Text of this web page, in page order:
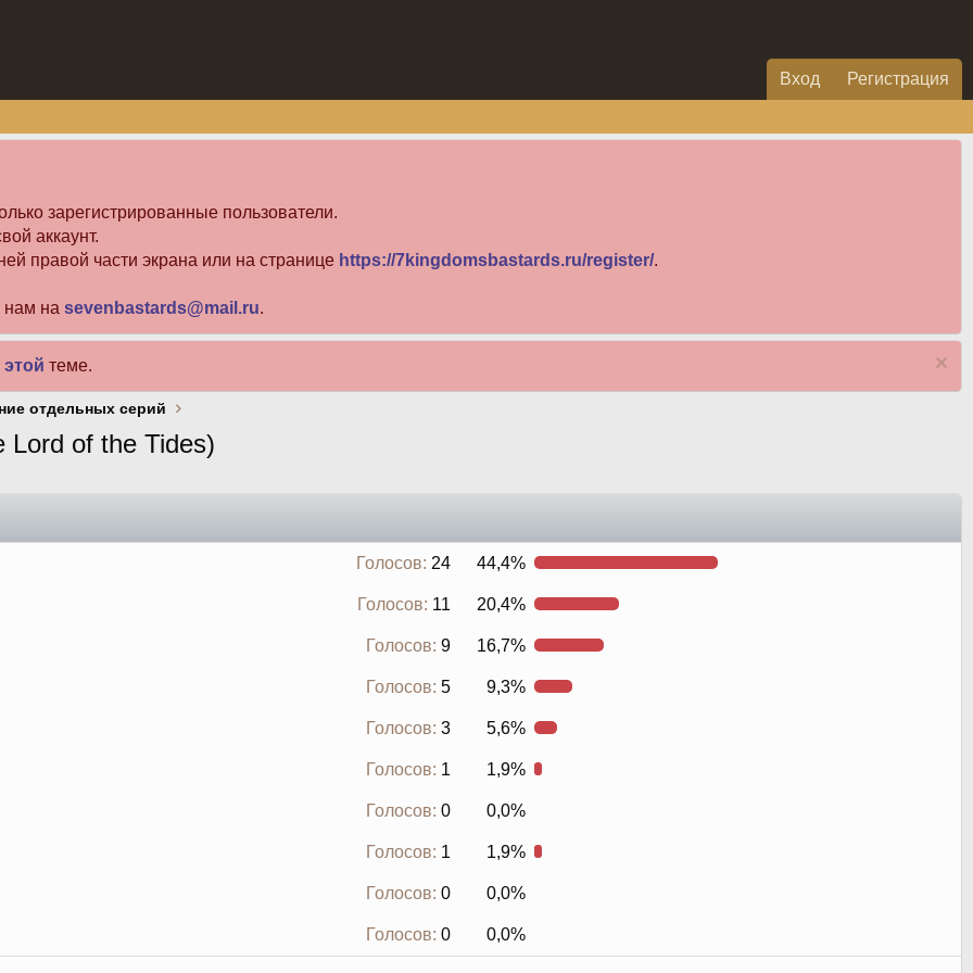
Вход Регистрация
зарегистрированные пользователи.
аккаунт.
правой части экрана или на странице https://7kingdomsbastards.ru/register/.
нам на sevenbastards@mail.ru.
этой теме.
отдельных серий
of the Tides)
Голосов: 24 44,4%
Голосов: 11 20,4%
Голосов: 9 16,7%
Голосов: 5 9,3%
Голосов: 3 5,6%
Голосов: 1 1,9%
Голосов: 0 0,0%
Голосов: 1 1,9%
Голосов: 0 0,0%
Голосов: 0 0,0%